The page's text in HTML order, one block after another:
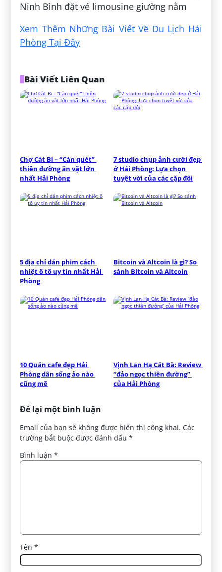
Ninh Bình đặt vé limousine giường nằm
Xem Thêm Những Bài Viết Về Du Lịch Hải
Phòng Tại Đây
Bài Viết Liên Quan
Chợ Cát Bi – “Càn quét”
thiên đường ăn vặt lớn
nhất Hải Phòng
7 studio chụp ảnh cưới đẹp
ở Hải Phòng: Lựa chọn
tuyệt vời của các cặp đôi
5 địa chỉ dán phim cách
nhiệt ô tô uy tín nhất Hải
Phòng
Bitcoin và Altcoin là gì? So
sánh Bitcoin và Altcoin
10 Quán cafe đẹp Hải
Phòng dân sống ảo nào
cũng mê
Vịnh Lan Hạ Cát Bà: Review
“đảo ngọc thiên đường”
của Hải Phòng
Để lại một bình luận
Email của bạn sẽ không được hiển thị công khai. Các
trường bắt buộc được đánh dấu*
Bình luận*
Tên*